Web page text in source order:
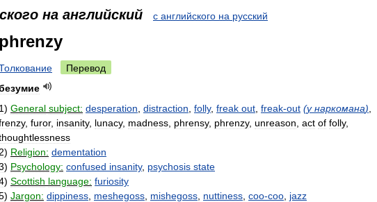
на английский с английского на русский
phrenzy
Перевод
1) General subject: desperation distraction folly, freak out freak-out (у наркомана)
, furor, insanity, lunacy, madness phrensy, phrenzy, unreason act of folly,
2) Religion: dementation
) Psychology: confused insanity, psychosis state
) Scottish language: furiosity
) Jargon: dippiness meshegoss mishegoss nuttiness coo-coo jazz